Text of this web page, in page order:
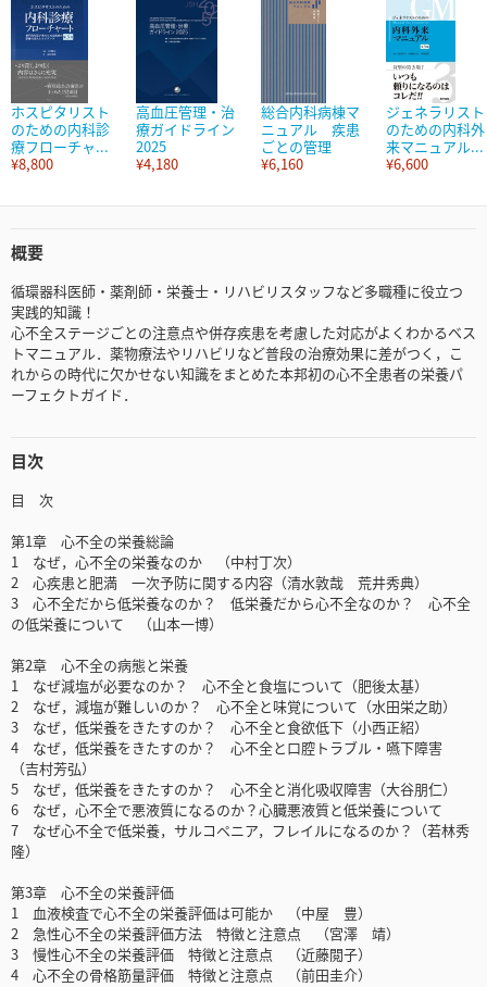
ホスピタリスト
のための内科診
療フローチャ...
¥8,800
高血圧管理・治
療ガイドライン
2025
¥4,180
総合内科病棟マ
ニュアル 疾患
ごとの管理
¥6,160
ジェネラリスト
のための内科外
来マニュアル...
¥6,600
概要
循環器科医師・薬剤師・栄養士・リハビリスタッフなど多職種に役立つ
実践的知識！
心不全ステージごとの注意点や併存疾患を考慮した対応がよくわかるベス
トマニュアル．薬物療法やリハビリなど普段の治療効果に差がつく，こ
れからの時代に欠かせない知識をまとめた本邦初の心不全患者の栄養パ
ーフェクトガイド．
目次
目 次
第1章 心不全の栄養総論
1 なぜ，心不全の栄養なのか （中村丁次）
2 心疾患と肥満 一次予防に関する内容（清水敦哉 荒井秀典）
3 心不全だから低栄養なのか？ 低栄養だから心不全なのか？ 心不全
の低栄養について （山本一博）
第2章 心不全の病態と栄養
1 なぜ減塩が必要なのか？ 心不全と食塩について（肥後太基）
2 なぜ，減塩が難しいのか？ 心不全と味覚について（水田栄之助）
3 なぜ，低栄養をきたすのか？ 心不全と食欲低下（小西正紹）
4 なぜ，低栄養をきたすのか？ 心不全と口腔トラブル・嚥下障害
（吉村芳弘）
5 なぜ，低栄養をきたすのか？ 心不全と消化吸収障害（大谷朋仁）
6 なぜ，心不全で悪液質になるのか？心臓悪液質と低栄養について
7 なぜ心不全で低栄養，サルコペニア，フレイルになるのか？（若林秀
隆）
第3章 心不全の栄養評価
1 血液検査で心不全の栄養評価は可能か （中屋 豊）
2 急性心不全の栄養評価方法 特徴と注意点 （宮澤 靖）
3 慢性心不全の栄養評価 特徴と注意点 （近藤閲子）
4 心不全の骨格筋量評価 特徴と注意点 （前田圭介）